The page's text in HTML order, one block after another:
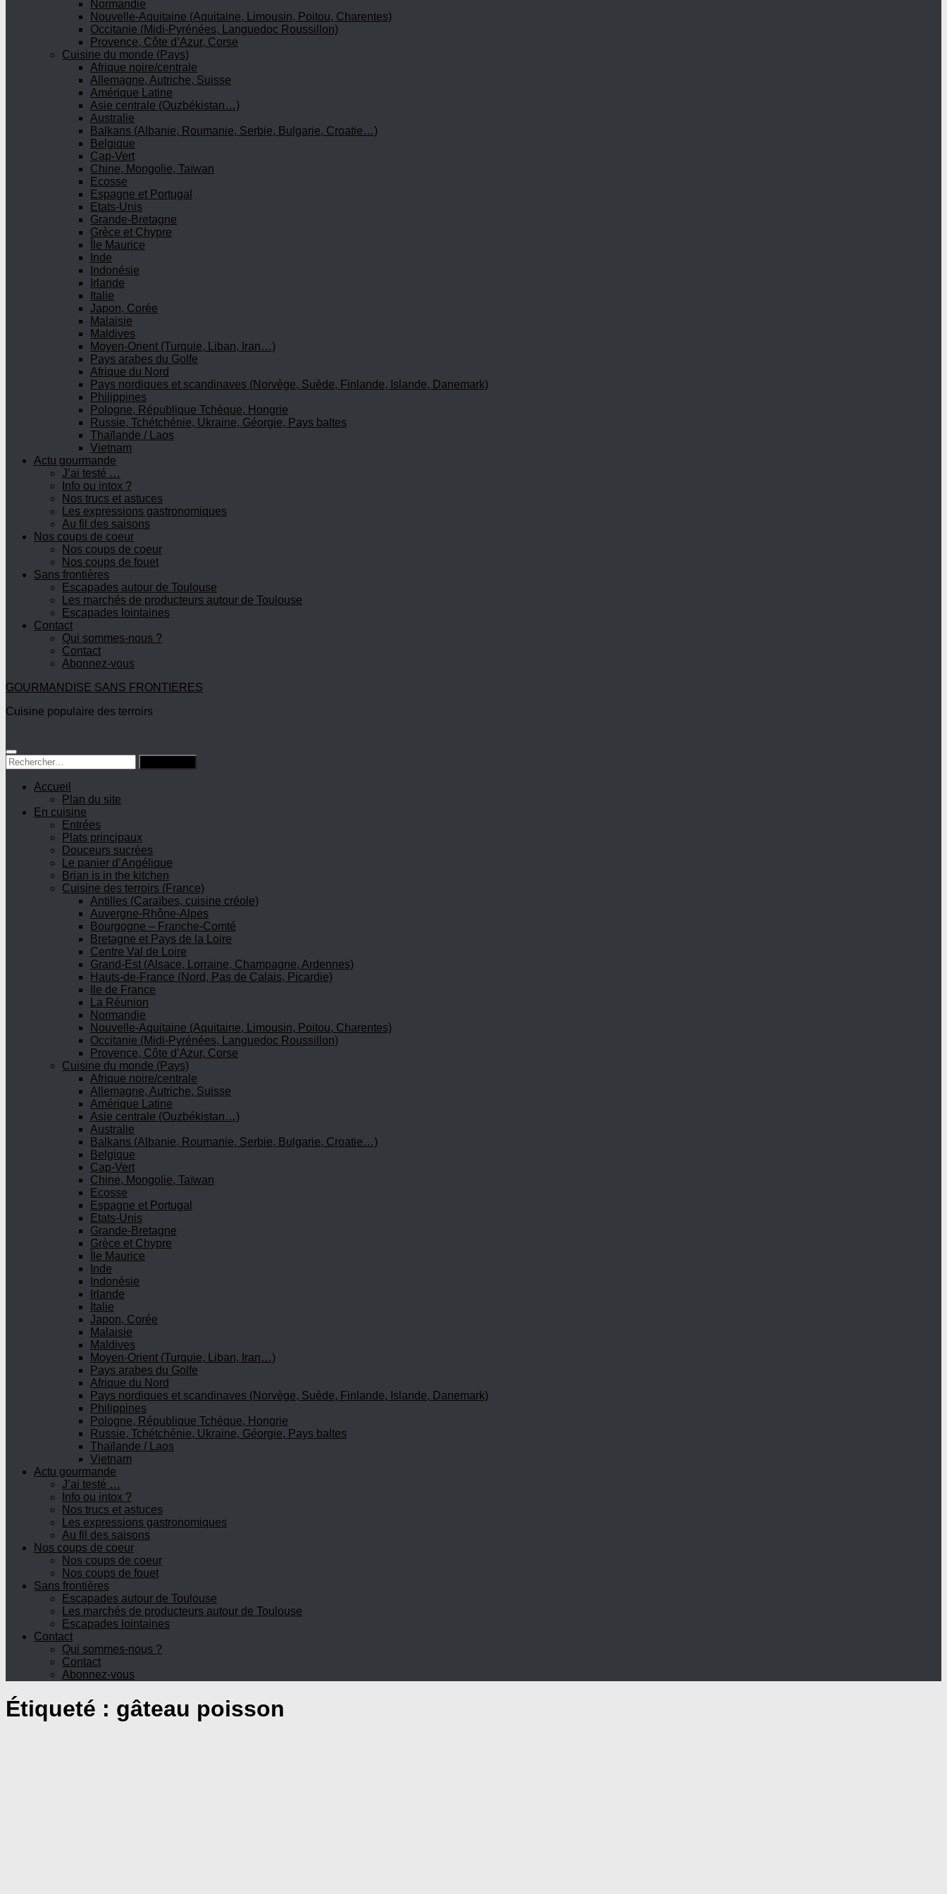
Normandie
Nouvelle-Aquitaine (Aquitaine, Limousin, Poitou, Charentes)
Occitanie (Midi-Pyrénées, Languedoc Roussillon)
Provence, Côte d’Azur, Corse
Cuisine du monde (Pays)
Afrique noire/centrale
Allemagne, Autriche, Suisse
Amérique Latine
Asie centrale (Ouzbékistan…)
Australie
Balkans (Albanie, Roumanie, Serbie, Bulgarie, Croatie…)
Belgique
Cap-Vert
Chine, Mongolie, Taïwan
Ecosse
Espagne et Portugal
Etats-Unis
Grande-Bretagne
Grèce et Chypre
Île Maurice
Inde
Indonésie
Irlande
Italie
Japon, Corée
Malaisie
Maldives
Moyen-Orient (Turquie, Liban, Iran…)
Pays arabes du Golfe
Afrique du Nord
Pays nordiques et scandinaves (Norvège, Suède, Finlande, Islande, Danemark)
Philippines
Pologne, République Tchèque, Hongrie
Russie, Tchétchénie, Ukraine, Géorgie, Pays baltes
Thaïlande / Laos
Vietnam
Actu gourmande
J’ai testé …
Info ou intox ?
Nos trucs et astuces
Les expressions gastronomiques
Au fil des saisons
Nos coups de coeur
Nos coups de coeur
Nos coups de fouet
Sans frontières
Escapades autour de Toulouse
Les marchés de producteurs autour de Toulouse
Escapades lointaines
Contact
Qui sommes-nous ?
Contact
Abonnez-vous
GOURMANDISE SANS FRONTIERES
Cuisine populaire des terroirs
Rechercher :
Accueil
Plan du site
En cuisine
Entrées
Plats principaux
Douceurs sucrées
Le panier d’Angélique
Brian is in the kitchen
Cuisine des terroirs (France)
Antilles (Caraïbes, cuisine créole)
Auvergne-Rhône-Alpes
Bourgogne – Franche-Comté
Bretagne et Pays de la Loire
Centre Val de Loire
Grand-Est (Alsace, Lorraine, Champagne, Ardennes)
Hauts-de-France (Nord, Pas de Calais, Picardie)
Ile de France
La Réunion
Normandie
Nouvelle-Aquitaine (Aquitaine, Limousin, Poitou, Charentes)
Occitanie (Midi-Pyrénées, Languedoc Roussillon)
Provence, Côte d’Azur, Corse
Cuisine du monde (Pays)
Afrique noire/centrale
Allemagne, Autriche, Suisse
Amérique Latine
Asie centrale (Ouzbékistan…)
Australie
Balkans (Albanie, Roumanie, Serbie, Bulgarie, Croatie…)
Belgique
Cap-Vert
Chine, Mongolie, Taïwan
Ecosse
Espagne et Portugal
Etats-Unis
Grande-Bretagne
Grèce et Chypre
Île Maurice
Inde
Indonésie
Irlande
Italie
Japon, Corée
Malaisie
Maldives
Moyen-Orient (Turquie, Liban, Iran…)
Pays arabes du Golfe
Afrique du Nord
Pays nordiques et scandinaves (Norvège, Suède, Finlande, Islande, Danemark)
Philippines
Pologne, République Tchèque, Hongrie
Russie, Tchétchénie, Ukraine, Géorgie, Pays baltes
Thaïlande / Laos
Vietnam
Actu gourmande
J’ai testé …
Info ou intox ?
Nos trucs et astuces
Les expressions gastronomiques
Au fil des saisons
Nos coups de coeur
Nos coups de coeur
Nos coups de fouet
Sans frontières
Escapades autour de Toulouse
Les marchés de producteurs autour de Toulouse
Escapades lointaines
Contact
Qui sommes-nous ?
Contact
Abonnez-vous
Étiqueté : gâteau poisson